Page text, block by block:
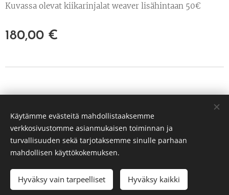
Kuvassa olevat kiikarinjalat weaver lisähintaan 50€
180,00 €
LISÄÄ OSTOSKORIIN
PP Hunt Oy Tuusula
3239651-3
Evästeet
Käytämme evästeitä mahdollistaaksemme
verkkosivustomme asianmukaisen toiminnan ja
turvallisuuden sekä tarjotaksemme sinulle parhaan
mahdollisen käyttökokemuksen.
Hyväksy vain tarpeelliset Hyväksy kaikki